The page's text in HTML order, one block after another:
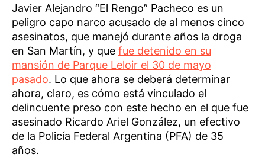
Javier Alejandro “El Rengo” Pacheco es un
peligro capo narco acusado de al menos cinco
asesinatos, que manejó durante años la droga
en San Martín, y que fue detenido en su
mansión de Parque Leloir el 30 de mayo
pasado. Lo que ahora se deberá determinar
ahora, claro, es cómo está vinculado el
delincuente preso con este hecho en el que fue
asesinado Ricardo Ariel González, un efectivo
de la Policía Federal Argentina (PFA) de 35
años.